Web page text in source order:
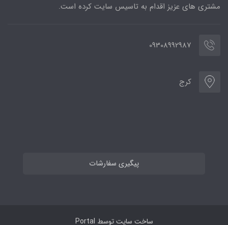
مشتری های عزیز اقدام به تاسیس سایت کرده است.
09308992987
کرج
پیگیری سفارشات
ساخت سایت توسط Portal